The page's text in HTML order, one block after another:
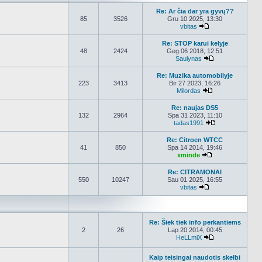
85 3526
Re: Ar čia dar yra gyvų??
Gru 10 2025, 13:30
vbitas
48 2424
Re: STOP karui kelyje
Geg 06 2018, 12:51
Saulynas
223 3413
Re: Muzika automobilyje
Bir 27 2023, 16:26
Milordas
132 2964
Re: naujas DS5
Spa 31 2023, 11:10
tadas1991
41 850
Re: Citroen WTCC
Spa 14 2014, 19:46
xminde
550 10247
Re: CITRAMONAI
Sau 01 2025, 16:55
vbitas
2 26
Re: Šiek tiek info perkantiems
Lap 20 2014, 00:45
HeLLmiX
Kaip teisingai naudotis skelbi